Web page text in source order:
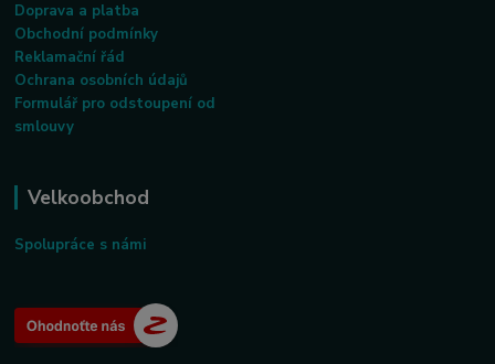
Doprava a platba
Obchodní podmínky
Reklamační řád
Ochrana osobních údajů
Formulář pro odstoupení od
smlouvy
Velkoobchod
Spolupráce s námi